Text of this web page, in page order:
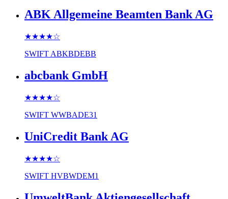
ABK Allgemeine Beamten Bank AG
★★★★☆
SWIFT ABKBDEBB
abcbank GmbH
★★★★☆
SWIFT WWBADE31
UniCredit Bank AG
★★★★☆
SWIFT HVBWDEM1